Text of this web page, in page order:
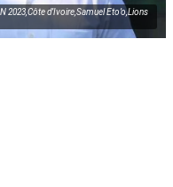
2023,Côte d’Ivoire,Samuel Eto’o,Lions